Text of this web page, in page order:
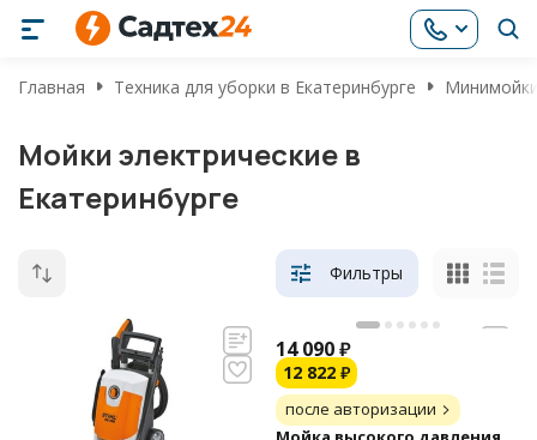
Главная Техника для уборки в Екатеринбурге
Мойки электрические в
Екатеринбурге
Фильтры
14 090₽
12 822 ₽
после авторизации